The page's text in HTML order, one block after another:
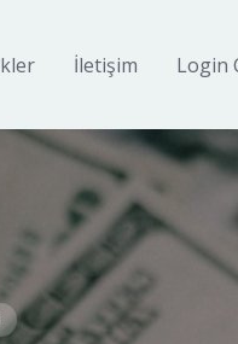
İletişim Login